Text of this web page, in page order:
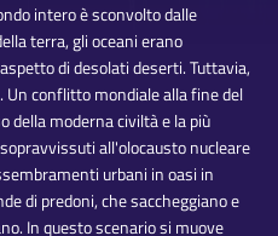
intero è sconvolto dalle
terra, gli oceani erano
di desolati deserti. Tuttavia,
Un conflitto mondiale alla fine del
della moderna civiltà e la più
all'olocausto nucleare
urbani in oasi in
di predoni, che saccheggiano e
In questo scenario si muove